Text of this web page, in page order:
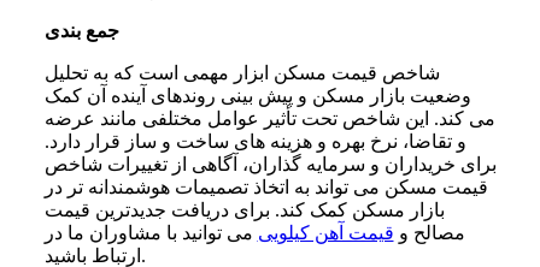
جمع بندی
شاخص قیمت مسکن ابزار مهمی است که به تحلیل
وضعیت بازار مسکن و پیش بینی روندهای آینده آن کمک
می کند. این شاخص تحت تأثیر عوامل مختلفی مانند عرضه
و تقاضا، نرخ بهره و هزینه های ساخت و ساز قرار دارد.
برای خریداران و سرمایه گذاران، آگاهی از تغییرات شاخص
قیمت مسکن می تواند به اتخاذ تصمیمات هوشمندانه تر در
بازار مسکن کمک کند. برای دریافت جدیدترین قیمت
مصالح و قیمت آهن کیلویی می توانید با مشاوران ما در
ارتباط باشید.